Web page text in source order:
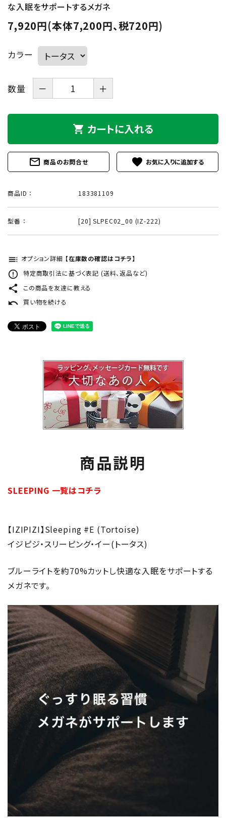
な入眠をサポートするメガネ
7,920円(本体7,200円、税720円)
カラー
数量 － ＋
shopping_cart カートに入れる
mail_outline 商品のお問合せ favorite
商品ID ： 183381109
型番 ： [20] SLPEC02_00 (IZ-222)
toc オプション詳細 【在庫数の確認はコチラ】
error_outline 特定商取引法に基づく表記 (送料、返品など)
share この商品を友達に教える
undo 買い物を続ける
商品説明
SLEEPING 一覧はコチラ
【IZIPIZI】Sleeping #E (Tortoise)
イジピジ・スリーピング・イー(トータス)
ブルーライトを約70%カットし快適な入眠をサポートする
メガネです。